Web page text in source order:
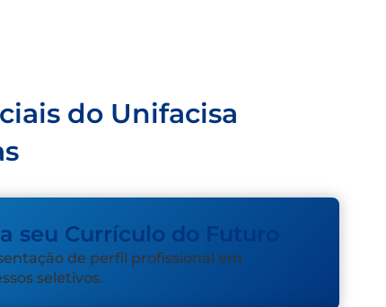
do Unifacisa
seu Currículo do Futuro
de perfil profissional em
seletivos.